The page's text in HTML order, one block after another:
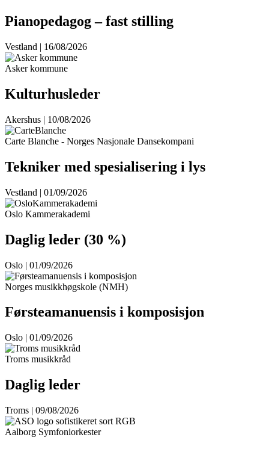
Pianopedagog – fast stilling
Vestland | 16/08/2026
Asker kommune
Kulturhusleder
Akershus | 10/08/2026
Carte Blanche - Norges Nasjonale Dansekompani
Tekniker med spesialisering i lys
Vestland | 01/09/2026
Oslo Kammerakademi
Daglig leder (30 %)
Oslo | 01/09/2026
Norges musikkhøgskole (NMH)
Førsteamanuensis i komposisjon
Oslo | 01/09/2026
Troms musikkråd
Daglig leder
Troms | 09/08/2026
Aalborg Symfoniorkester